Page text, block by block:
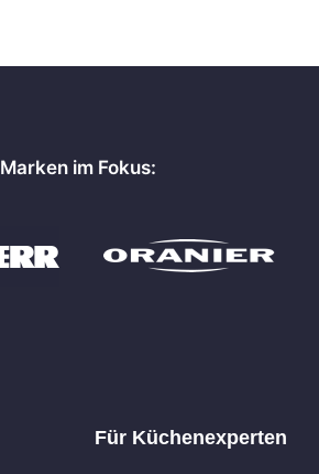
Marken im Fokus:
Für Küchenexperten